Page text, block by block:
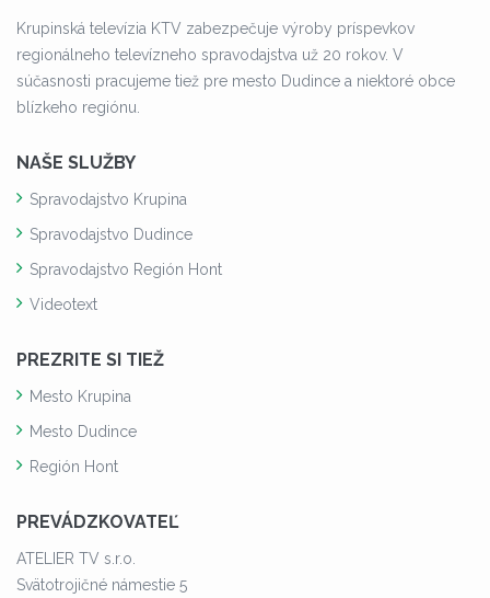
Krupinská televízia KTV zabezpečuje výroby príspevkov
regionálneho televízneho spravodajstva už 20 rokov. V
súčasnosti pracujeme tiež pre mesto Dudince a niektoré obce
blízkeho regiónu.
NAŠE SLUŽBY
Spravodajstvo Krupina
Spravodajstvo Dudince
Spravodajstvo Región Hont
Videotext
PREZRITE SI TIEŽ
Mesto Krupina
Mesto Dudince
Región Hont
PREVÁDZKOVATEĽ
ATELIER TV s.r.o.
Svätotrojičné námestie 5